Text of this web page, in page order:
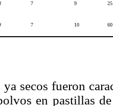
7 9 25
7 10 60
secos fueron
en pastillas